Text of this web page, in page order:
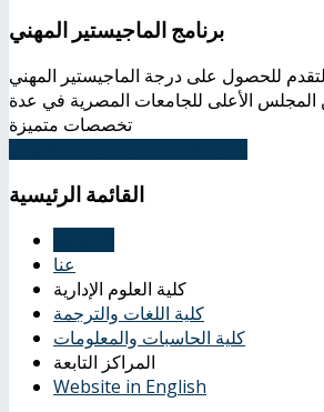
برنامج الماجيستير المهني
للحصول على درجة الماجيستير المهني
المجلس الأعلى للجامعات المصرية في عدة
تخصصات متميزة
القائمة الرئيسية
عنا
كلية العلوم الإدارية
كلية اللغات والترجمة
كلية الحاسبات والمعلومات
المراكز التابعة
Website in English